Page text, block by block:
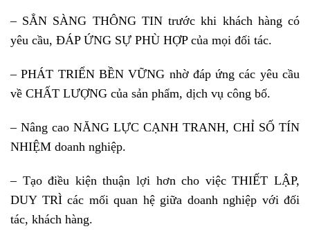
– SẲN SÀNG THÔNG TIN trước khi khách hàng có
yêu cầu, ĐÁP ỨNG SỰ PHÙ HỢP của mọi đối tác.
– PHÁT TRIỂN BỀN VỮNG nhờ đáp ứng các yêu cầu
về CHẤT LƯỢNG của sản phẩm, dịch vụ công bố.
– Nâng cao NĂNG LỰC CẠNH TRANH, CHỈ SỐ TÍN
NHIỆM doanh nghiệp.
– Tạo điều kiện thuận lợi hơn cho việc THIẾT LẬP,
DUY TRÌ các mối quan hệ giữa doanh nghiệp với đối
tác, khách hàng.